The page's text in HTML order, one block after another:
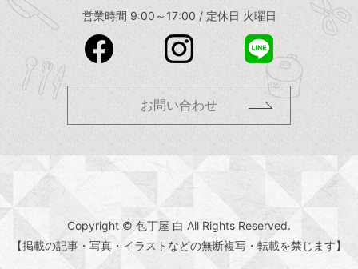
営業時間 9:00～17:00 / 定休日 火曜日
お問い合わせ
Copyright © 包丁屋 白 All Rights Reserved.
【掲載の記事・写真・イラストなどの無断複写・転載を禁じます】